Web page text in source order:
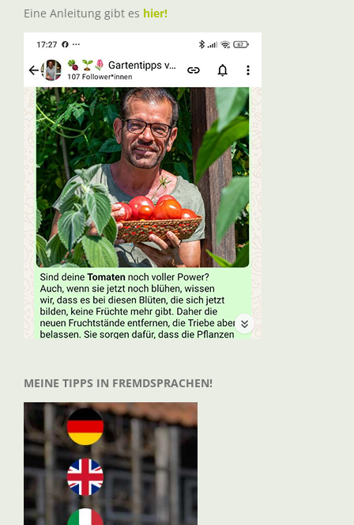
Eine Anleitung gibt es hier!
MEINE TIPPS IN FREMDSPRACHEN!